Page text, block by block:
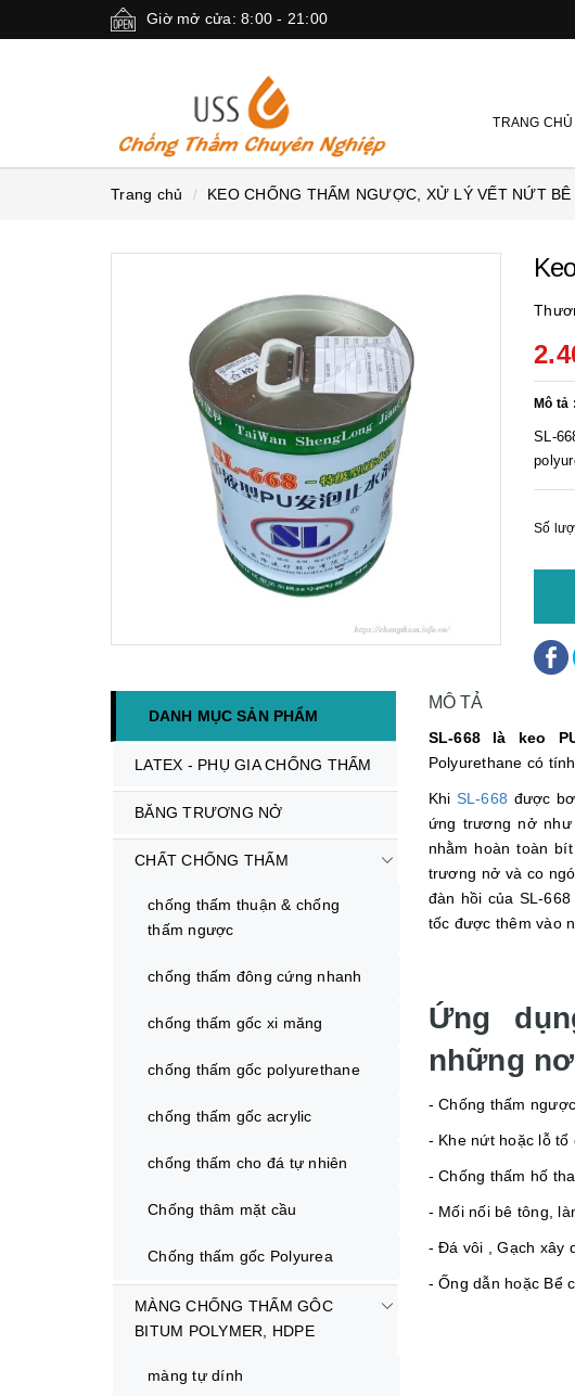
Giờ mở cửa: 8:00 - 21:00
TRANG CHỦ
Trang chủ KEO CHỐNG THẤM NGƯỢC, XỬ LÝ VẾT NỨT BÊ
Mô tả :
SL-
Số
DANH MỤC SẢN PHẨM
LATEX - PHỤ GIA CHỐNG THẤM
BĂNG TRƯƠNG NỞ
CHẤT CHỐNG THẤM
chống thấm thuận & chống
thấm ngược
chống thấm đông cứng nhanh
chống thấm gốc xi măng
chống thấm gốc polyurethane
chống thấm gốc acrylic
chống thấm cho đá tự nhiên
Chống thâm mặt cầu
Chống thấm gốc Polyurea
MÀNG CHỐNG THẤM GÔC
BITUM POLYMER, HDPE
màng tự dính
MÔ TẢ
SL-668 là keo
Polyurethane có
Khi SL-668 được
ứng trương nở
nhằm hoàn toàn
trương nở và co
đàn hồi của SL-
tốc được thêm vào
Ứng
những
- Chống thấm
- Khe nứt hoặc lỗ
- Chống thấm hố
- Mối nối bê tông,
- Đá vôi , Gạch xây
- Ống dẫn hoặc Bể